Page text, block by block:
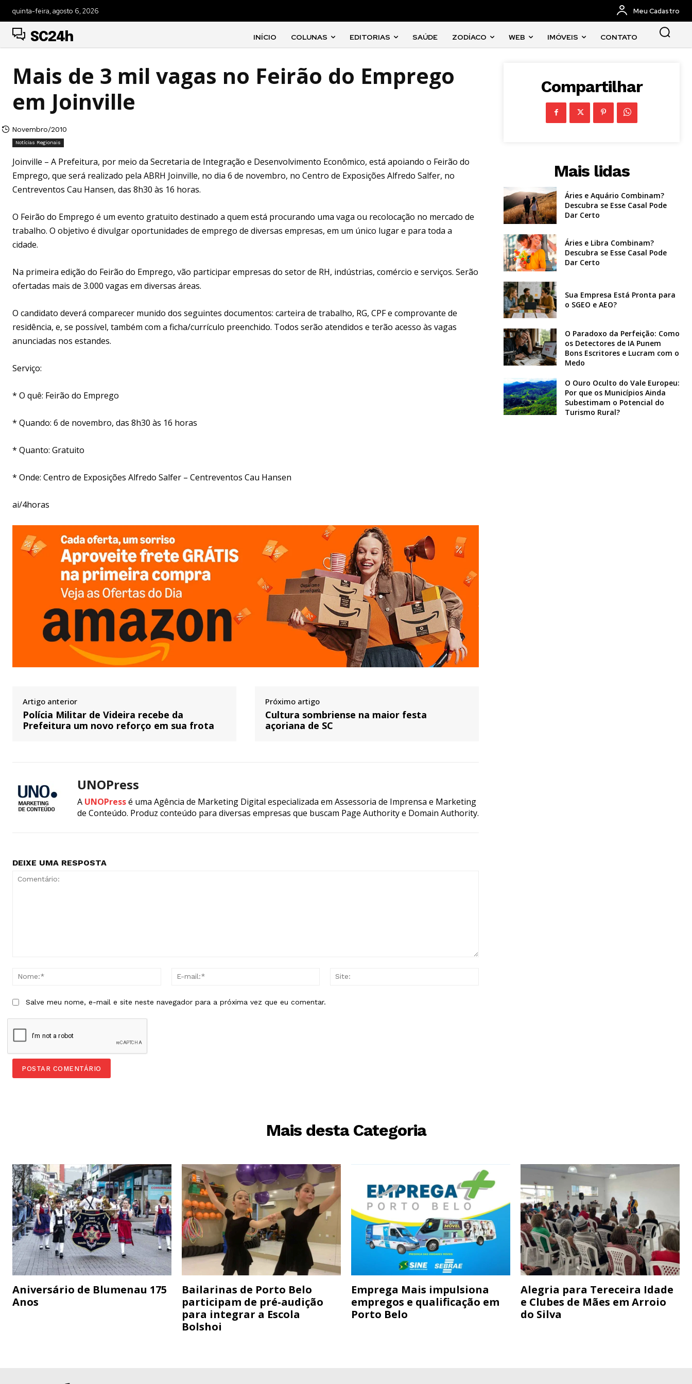
quinta-feira, agosto 6, 2026 Meu Cadastro
SC24h INÍCIO COLUNAS EDITORIAS SAÚDE ZODÍACO WEB IMÓVEIS CONTATO
Mais de 3 mil vagas no Feirão do Emprego
em Joinville
Novembro/2010
Notícias Regionais
Joinville – A Prefeitura, por meio da Secretaria de Integração e Desenvolvimento Econômico, está apoiando o Feirão do
Emprego, que será realizado pela ABRH Joinville, no dia 6 de novembro, no Centro de Exposições Alfredo Salfer, no
Centreventos Cau Hansen, das 8h30 às 16 horas.
O Feirão do Emprego é um evento gratuito destinado a quem está procurando uma vaga ou recolocação no mercado de
trabalho. O objetivo é divulgar oportunidades de emprego de diversas empresas, em um único lugar e para toda a
cidade.
Na primeira edição do Feirão do Emprego, vão participar empresas do setor de RH, indústrias, comércio e serviços. Serão
ofertadas mais de 3.000 vagas em diversas áreas.
O candidato deverá comparecer munido dos seguintes documentos: carteira de trabalho, RG, CPF e comprovante de
residência, e, se possível, também com a ficha/currículo preenchido. Todos serão atendidos e terão acesso às vagas
anunciadas nos estandes.
Serviço:
* O quê: Feirão do Emprego
* Quando: 6 de novembro, das 8h30 às 16 horas
* Quanto: Gratuito
* Onde: Centro de Exposições Alfredo Salfer – Centreventos Cau Hansen
ai/4horas
Artigo anterior
Polícia Militar de Videira recebe da
Prefeitura um novo reforço em sua frota
Próximo artigo
Cultura sombriense na maior festa
açoriana de SC
UNOPress
A UNOPressé uma Agência de Marketing Digital especializada em Assessoria de Imprensa e Marketing
de Conteúdo. Produz conteúdo para diversas empresas que buscam Page Authority e Domain Authority.
DEIXE UMA RESPOSTA
Nome:*
Salve meu nome, e-mail e site neste navegador para a próxima vez que eu comentar.
Compartilhar
Mais lidas
Áries e Aquário Combinam?
Descubra se Esse Casal Pode
Dar Certo
Áries e Libra Combinam?
Descubra se Esse Casal Pode
Dar Certo
Sua Empresa Está Pronta para
o SGEO e AEO?
O Paradoxo da Perfeição: Como
os Detectores de IA Punem
Bons Escritores e Lucram com o
Medo
O Ouro Oculto do Vale Europeu:
Por que os Municípios Ainda
Subestimam o Potencial do
Turismo Rural?
Mais desta Categoria
Aniversário de Blumenau 175
Anos
Bailarinas de Porto Belo
participam de pré-audição
para integrar a Escola
Bolshoi
Emprega Mais impulsiona
empregos e qualificação em
Porto Belo
Alegria para Tereceira Idade
e Clubes de Mães em Arroio
do Silva